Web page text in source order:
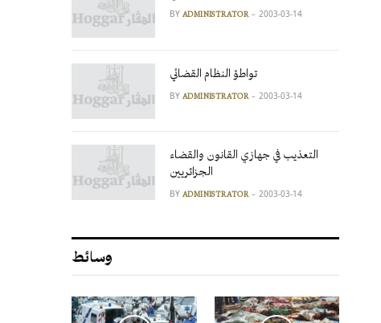
BY ADMINISTRATOR 2003-03-14
تواطؤ النظام القضائي
BY ADMINISTRATOR 2003-03-14
التعذيب في جهازي القانون والقضاء
الجزائريين
BY ADMINISTRATOR 2003-03-14
وسائط